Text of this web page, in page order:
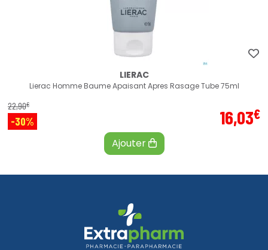
LIERAC
Lierac Homme Baume Apaisant Apres Rasage Tube 75ml
22,90€
-30% 16,03€
Ajouter